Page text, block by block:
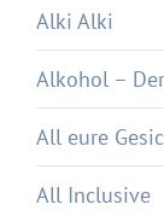
Alki Alki
Alkohol –
All eure
All Inclusive